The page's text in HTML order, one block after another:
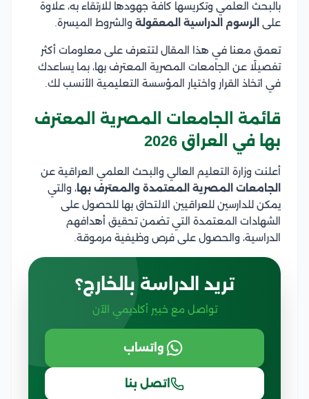
بالبحث العلمي وتكريسها كافة جهودها للارتقاء به، علاوة
على
الرسوم الدراسية المعقولة والشروط الميسرة.
تعمق معنا في هذا المقال لتتعرف على معلومات أكثر
تفصيلًا عن الجامعات المصرية المعترف بها، بما يساعدك
في اتخاذ القرار واختيار المؤسسة التعليمية الأنسب لك.
قائمة الجامعات المصرية المعترف
بها في العراق 2026
أعلنت وزارة التعليم العالي والبحث العلمي العراقية عن
الجامعات المصرية المعتمدة والمعترف بها، والتي
يمكن للدارسين للعراقيين الالتحاق بها للحصول على
الشهادات المعتمدة التي تضمن تحقيق أهدافهم
الدراسية، والحصول على فرص وظيفية مرموقة.
تريد الدراسة بالخارج؟
تواصل مع خبير أكاديمي الآن
واتساب
اتصل بنا